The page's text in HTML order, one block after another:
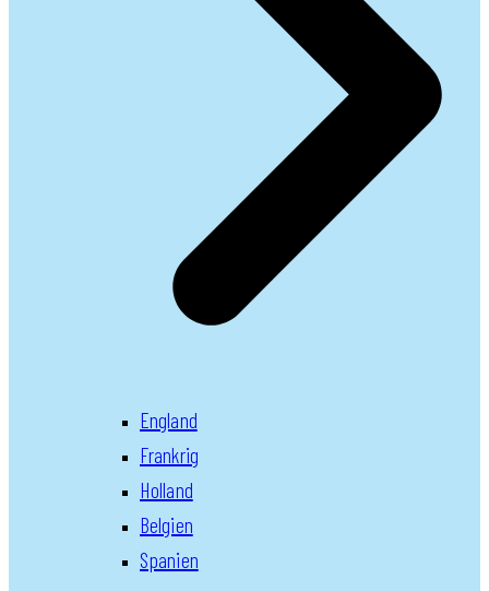
England
Frankrig
Holland
Belgien
Spanien